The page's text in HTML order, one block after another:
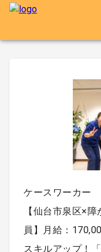
ケースワーカー
【仙台市泉区×
員】月給：
スキルアップ！